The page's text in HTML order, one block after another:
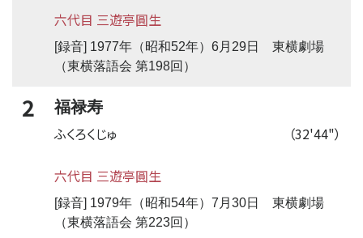
六代目 三遊亭圓生
[録音] 1977年（昭和52年）6月29日 東横劇場
（東横落語会 第198回）
2 福禄寿
（32'44"）
ふくろくじゅ
六代目 三遊亭圓生
[録音] 1979年（昭和54年）7月30日 東横劇場
（東横落語会 第223回）